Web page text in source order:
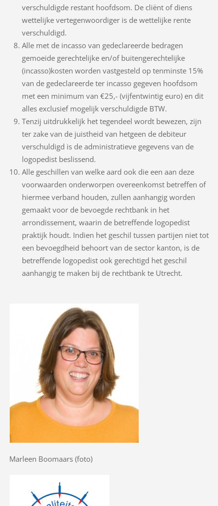
verschuldigde restant hoofdsom. De cliënt of diens
wettelijke vertegenwoordiger is de wettelijke rente
verschuldigd.
Alle met de incasso van gedeclareerde bedragen
gemoeide gerechtelijke en/of buitengerechtelijke
(incasso)kosten worden vastgesteld op tenminste 15%
van de gedeclareerde ter incasso gegeven hoofdsom
met een minimum van €25,- (vijfentwintig euro) en dit
alles exclusief mogelijk verschuldigde BTW.
Tenzij uitdrukkelijk het tegendeel wordt bewezen, zijn
ter zake van de juistheid van hetgeen de debiteur
verschuldigd is de administratieve gegevens van de
logopedist beslissend.
Alle geschillen van welke aard ook die een aan deze
voorwaarden onderworpen overeenkomst betreffen of
hiermee verband houden, zullen aanhangig worden
gemaakt voor de bevoegde rechtbank in het
arrondissement, waarin de betreffende logopedist
praktijk houdt. Indien het geschil tussen partijen niet tot
een bevoegdheid behoort van de sector kanton, is de
betreffende logopedist ook gerechtigd het geschil
aanhangig te maken bij de rechtbank te Utrecht.
Marleen Boomaars (foto)